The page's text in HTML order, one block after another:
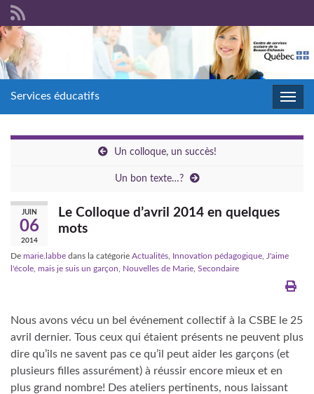
Services éducatifs
Un colloque, un succès!
Un bon texte…?
JUIN
06
2014
Le Colloque d’avril 2014 en quelques
mots
De marie.labbe dans la catégorie Actualités Innovation pédagogique
J'aime
l'école, mais je suis un garçon
Nouvelles de Marie Secondaire
Nous avons vécu un bel événement collectif à la CSBE le 25
avril dernier. Tous ceux qui étaient présents ne peuvent plus
dire qu’ils ne savent pas ce qu’il peut aider les garçons (et
plusieurs filles assurément) à réussir encore mieux et en
plus grand nombre! Des ateliers pertinents, nous laissant